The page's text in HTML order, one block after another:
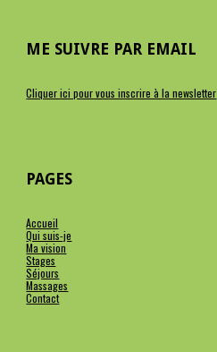
ME SUIVRE PAR EMAIL
Cliquer ici pour vous inscrire à la newsletter
PAGES
Accueil
Qui suis-je
Ma vision
Stages
Séjours
Massages
Contact